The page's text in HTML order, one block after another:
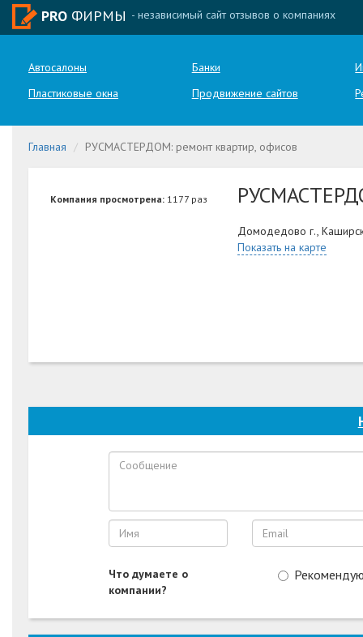
PRO ФИРМЫ - независимый сайт отзывов о компаниях
Автосалоны Банки
Пластиковые окна
Продвижение сайтов
Главная РУСМАСТЕРДОМ: ремонт квартир, офисов
Компания просмотрена: 1177 раз
Домодедово г.,
Показать на карте
Что думаете о
компании?